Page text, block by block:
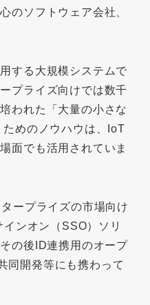
のソフトウェア会社、
する大規模システムで
プライズ向けでは数千
われた「大量の小さな
めのノウハウは、IoT
面でも活用されていま
ープライズの市場向け
ンオン（SSO）ソリ
の後ID連携用のオープ
同開発等にも携わって